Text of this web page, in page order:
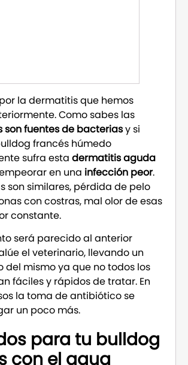
la dermatitis que hemos
Como sabes las
son fuentes de bacteriasy si
francés húmedo
sufra esta dermatitis aguda
en una infección peor.
son similares, pérdida de pelo
con costras, mal olor de esas
constante.
será parecido al anterior
el veterinario, llevando un
del mismo ya que no todos los
fáciles y rápidos de tratar. En
la toma de antibiótico se
un poco más.
para tu bulldog
con el agua